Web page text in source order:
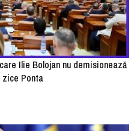
Ilie Bolojan nu demisionează
zice Ponta